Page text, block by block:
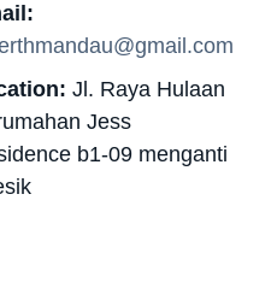
Jl. Raya Hulaan
Jess
b1-09 menganti